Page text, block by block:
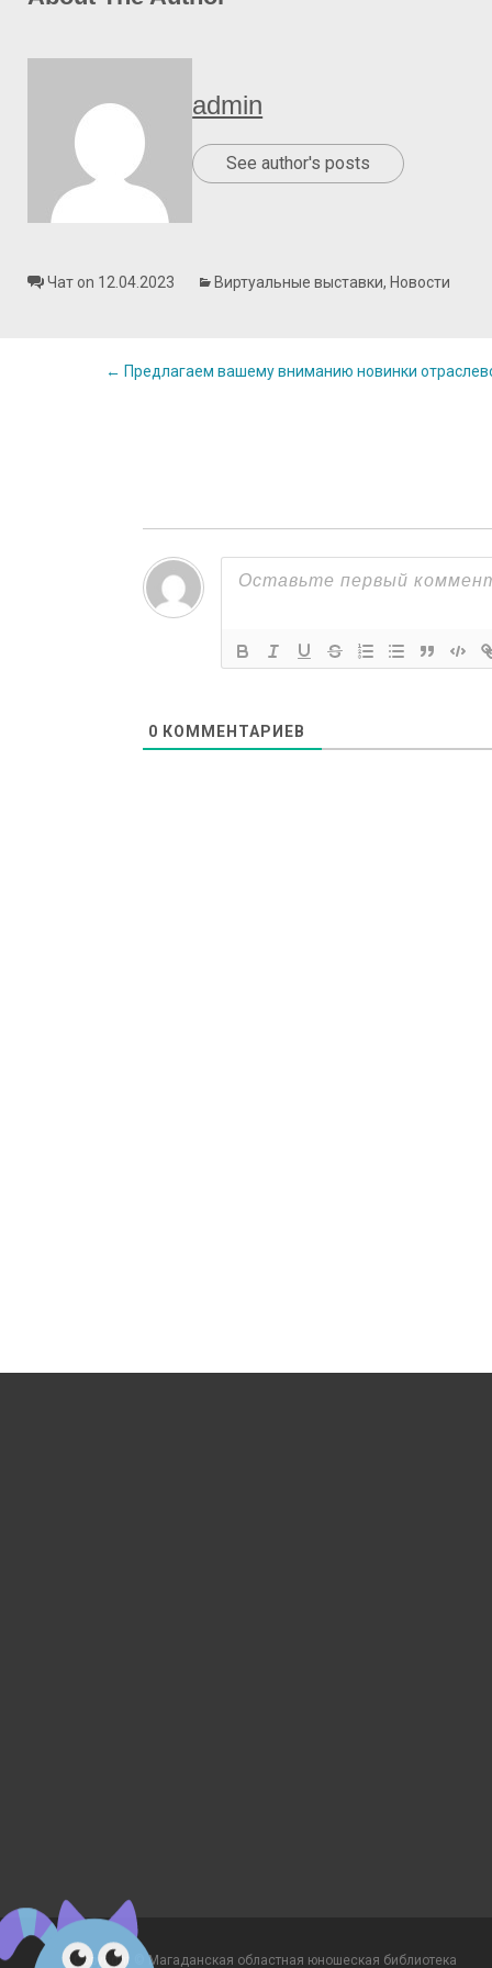
admin
See author's posts
Чат on 12.04.2023 Виртуальные выставки, Новости
Post
← Предлагаем вашему вниманию новинки
0 КОММЕНТАРИЕВ
Copyright © Магаданская областная юношеская библиотека